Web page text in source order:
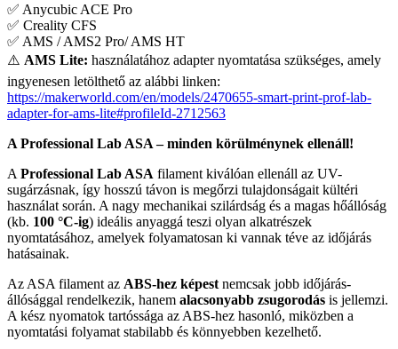
✅ Anycubic ACE Pro
✅ Creality CFS
✅ AMS / AMS2 Pro/ AMS HT
⚠️ AMS Lite: használatához adapter nyomtatása szükséges, amely
ingyenesen letölthető az alábbi linken:
https://makerworld.com/en/models/2470655-smart-print-prof-lab-
adapter-for-ams-lite#profileId-2712563
A Professional Lab ASA – minden körülménynek ellenáll!
A Professional Lab ASA filament kiválóan ellenáll az UV-
sugárzásnak, így hosszú távon is megőrzi tulajdonságait kültéri
használat során. A nagy mechanikai szilárdság és a magas hőállóság
(kb. 100 °C-ig) ideális anyaggá teszi olyan alkatrészek
nyomtatásához, amelyek folyamatosan ki vannak téve az időjárás
hatásainak.
Az ASA filament az ABS-hez képest nemcsak jobb időjárás-
állósággal rendelkezik, hanem alacsonyabb zsugorodás is jellemzi.
A kész nyomatok tartóssága az ABS-hez hasonló, miközben a
nyomtatási folyamat stabilabb és könnyebben kezelhető.